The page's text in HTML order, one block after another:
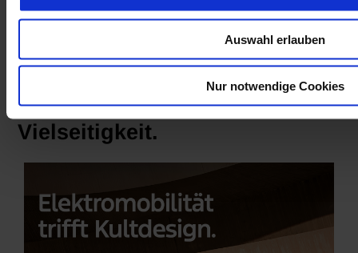
Auswahl erlauben
Nur notwendige Cookies
Ford - Gönn dir moderne
Vielseitigkeit.